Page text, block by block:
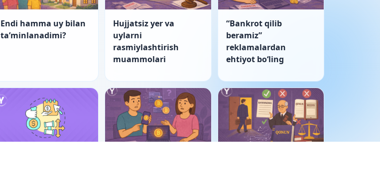
Endi hamma uy bilan
ta’minlanadimi?
Hujjatsiz yer va
uylarni
rasmiylashtirish
muammolari
“Bankrot qilib
beramiz”
reklamalardan
ehtiyot boʻling